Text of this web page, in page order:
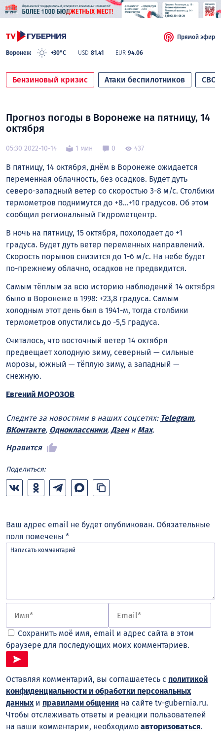
Воронеж +30°C USD 81.41 EUR 94.06
Прямой эфир
Бензиновый кризис Атаки беспилотников СВО
Прогноз погоды в Воронеже на пятницу, 14
октября
05:30 2022-10-14 1 мин 0 437
В пятницу, 14 октября, днём в Воронеже ожидается
переменная облачность, без осадков. Будет дуть
северо-западный ветер со скоростью 3-8 м/с. Столбики
термометров поднимутся до +8…+10 градусов. Об этом
сообщил региональный Гидрометцентр.
В ночь на пятницу, 15 октября, похолодает до +1
градуса. Будет дуть ветер переменных направлений.
Скорость порывов снизится до 1-6 м/с. На небе будет
по-прежнему облачно, осадков не предвидится.
Самым тёплым за всю историю наблюдений 14 октября
было в Воронеже в 1998: +23,8 градуса. Самым
холодным этот день был в 1941-м, тогда столбики
термометров опустились до -5,5 градуса.
Считалось, что восточный ветер 14 октября
предвещает холодную зиму, северный — сильные
морозы, южный — тёплую зиму, а западный —
снежную.
Евгений МОРОЗОВ
Следите за новостями в наших соцсетях: Telegram,
ВКонтакте, Одноклассники, Дзени Max.
Нравится
Поделиться:
Ваш адрес email не будет опубликован. Обязательные
поля помечены *
Сохранить моё имя, email и адрес сайта в этом
браузере для последующих моих комментариев.
Оставляя комментарий, вы соглашаетесь с политикой
конфиденциальности и обработки персональных
данныхи правилами общения на сайте tv-gubernia.ru.
Чтобы отслеживать ответы и реакции пользователей
на ваши комментарии, необходимо авторизоваться.